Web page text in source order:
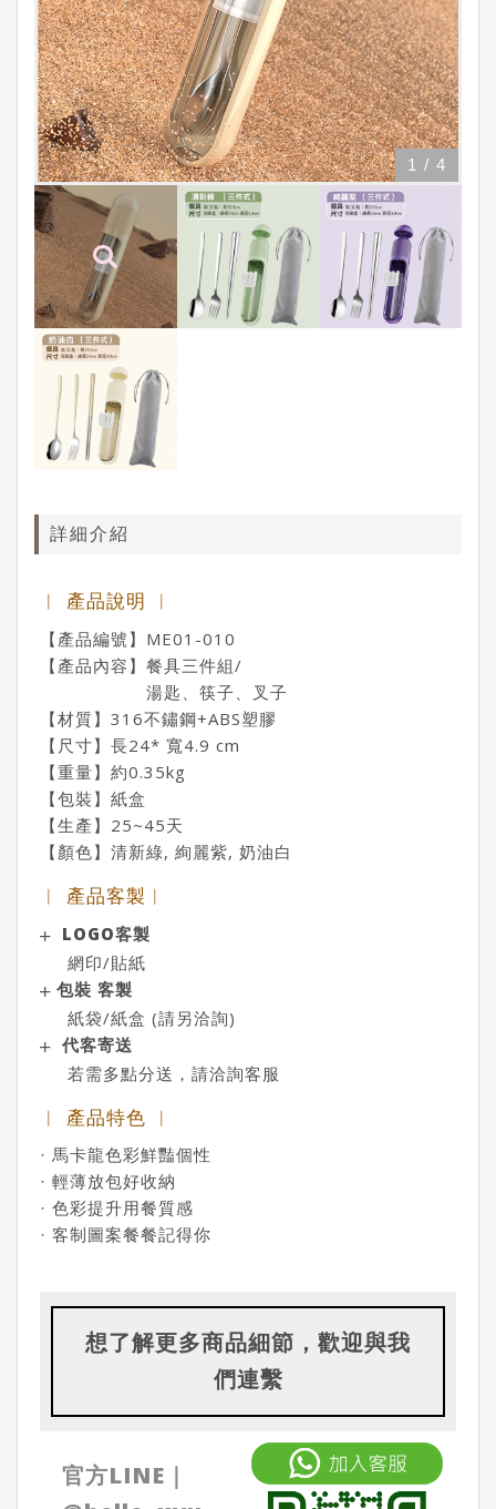
1 / 4
詳細介紹
︱ 產品說明 ︱
【產品編號】ME01-010
【產品內容】餐具三件組/
湯匙、筷子、叉子
【材質】316不鏽鋼+ABS塑膠
【尺寸】長24* 寬4.9 cm
【重量】約0.35kg
【包裝】紙盒
【生產】25~45天
【顏色】清新綠, 絢麗紫, 奶油白
︱ 產品客製︱
LOGO客製
網印/貼紙
包裝 客製
紙袋/紙盒 (請另洽詢)
代客寄送
若需多點分送，請洽詢客服
︱ 產品特色 ︱
· 馬卡龍色彩鮮豔個性
· 輕薄放包好收納
· 色彩提升用餐質感
· 客制圖案餐餐記得你
想了解更多商品細節，歡迎與我
們連繫
官方LINE｜